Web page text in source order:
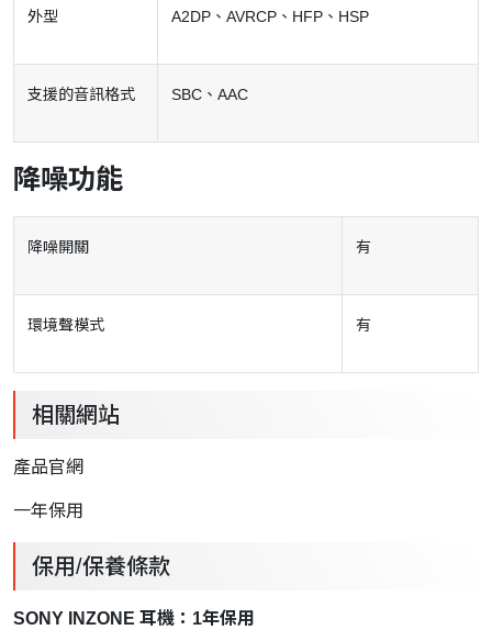
外型 A2DP、AVRCP、HFP、HSP
支援的音訊格式 SBC、AAC
降噪功能
降噪開關 有
環境聲模式 有
相關網站
產品官網
一年保用
保用/保養條款
SONY INZONE 耳機：1年保用